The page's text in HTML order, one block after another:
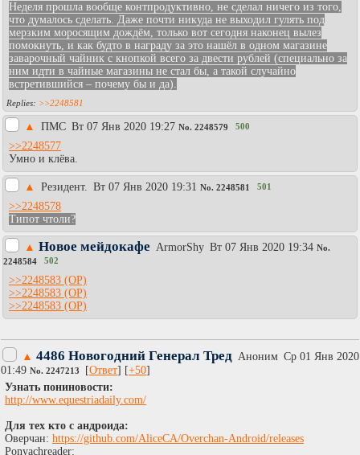
Неделя прошла вообще контпродуктивно, не сделал ничего из того,
что думалось сделать. Даже почти никуда не выходил гулять под
мерзким моросящим дождём, только вот сегодня наконец вылез
помокнуть, и как будто в награду за это нашёл в одном магазине
заварочный чайник с кнопкой всего за двести рублей (специально за
ним идти в чайные магазины не стал бы, а такой случайно
встретившийся – почему бы и да).
>>2248581
▲ ПМС Вт 07 Янв 2020 19:27 No. 2248579 500
>>2248577
Умно и клёва.
▲ Резидент. Вт 07 Янв 2020 19:31 No. 2248581 501
>>2248578
Типот чтоли?
▲ Новое мейдокафе АrmоrShy Вт 07 Янв 2020 19:34 No.
2248584
502
>>2248583
>>2248583
>>2248583
▲ 4486 Новогодний Генерал Тред Аноним Ср 01 Янв 2020
01:49 No. 2247213 [Ответ] [+50]
Узнать пониновости:
http://www.equestriadaily.com/
Для тех кто с андроида:
Оверчан: https://github.com/AliceCA/Overchan-Android/releases
Ponyachreader: